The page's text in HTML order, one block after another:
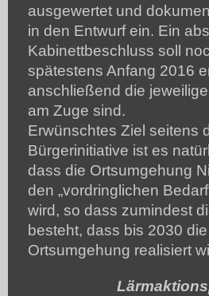
ausgewertet und
in den Entwurf ein. Ein
Kabinettbeschluss soll
spätestens Anfang 2016
anschließend die
am Zuge sind.
Erwünschtes Ziel seitens
Bürgerinitiative ist es
dass die Ortsumgehung
den „vordringlichen
wird, so dass zumindest
besteht, dass bis 2030
Ortsumgehung realisiert